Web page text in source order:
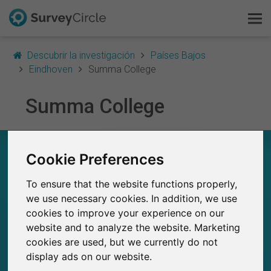
Cookie Preferences
To ensure that the website functions properly,
we use necessary cookies. In addition, we use
cookies to improve your experience on our
website and to analyze the website. Marketing
cookies are used, but we currently do not
display ads on our website.
Descubrir la investigación
Países Bajos
Eindhoven
Summa College
Summa College
0
Número total de estudios publicados en
SurveyCircle
0
Estudios actuales en SurveyCircle
Esto es SurveyCircle
Survey Ranking
Explorar la investigación
FAQ
Regístrate gratis
Iniciar sesión